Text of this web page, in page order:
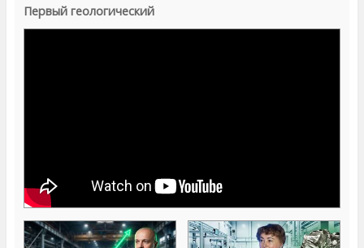
Первый геологический